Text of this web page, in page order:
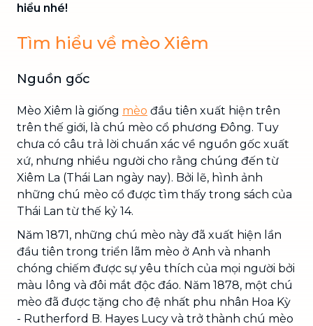
hiểu nhé!
Tìm hiểu về mèo Xiêm
Nguồn gốc
Mèo Xiêm là giống mèo đầu tiên xuất hiện trên
trên thế giới, là chú mèo cổ phương Đông. Tuy
chưa có câu trả lời chuẩn xác về nguồn gốc xuất
xứ, nhưng nhiều người cho rằng chúng đến từ
Xiêm La (Thái Lan ngày nay). Bởi lẽ, hình ảnh
những chú mèo cổ được tìm thấy trong sách của
Thái Lan từ thế kỷ 14.
Năm 1871, những chú mèo này đã xuất hiện lần
đầu tiên trong triển lãm mèo ở Anh và nhanh
chóng chiếm được sự yêu thích của mọi người bởi
màu lông và đôi mắt độc đáo. Năm 1878, một chú
mèo đã được tặng cho đệ nhất phu nhân Hoa Kỳ
- Rutherford B. Hayes Lucy và trở thành chú mèo